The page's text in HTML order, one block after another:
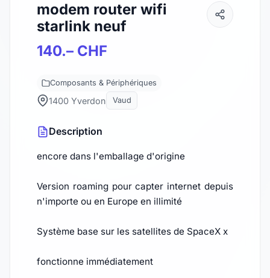
modem router wifi
starlink neuf
140.– CHF
Composants & Périphériques
1400 Yverdon Vaud
Description
encore dans l'emballage d'origine
Version roaming pour capter internet depuis
n'importe ou en Europe en illimité
Système base sur les satellites de SpaceX x
fonctionne immédiatement